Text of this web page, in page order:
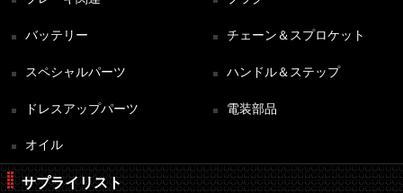
バッテリー チェーン＆スプロケット
スペシャルパーツ ハンドル＆ステップ
ドレスアップパーツ 電装部品
オイル
サプライリスト